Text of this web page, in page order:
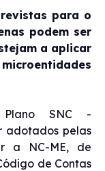
para o
podem ser
a aplicar
SNC -
adotados pelas
a NC-ME, de
de Contas